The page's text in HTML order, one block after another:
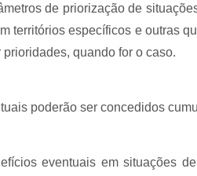
de priorização de
territórios específicos e outras
quando for o caso.
poderão ser concedidos
eventuais em situações